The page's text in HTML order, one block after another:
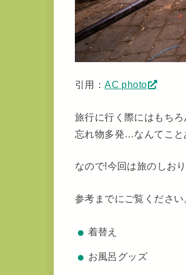
引用：AC photo
旅行に行く際にはもち
忘れ物多発…なんてこと
なので!今回は旅のしお
参考までにご覧ください
着替え
お風呂グッズ